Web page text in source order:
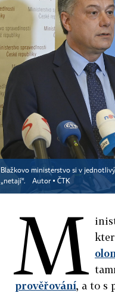
Blažkovo ministerstvo si v
„netají“.
Autor ▪ ČTK
M
prověřování, a to s